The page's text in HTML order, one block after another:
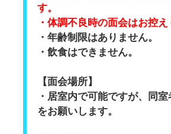
す。
・体調不良時の面会はお控え
・年齢制限はありません。
・飲食はできません。
【面会場所】
・居室内で可能ですが、同
をお願いします。